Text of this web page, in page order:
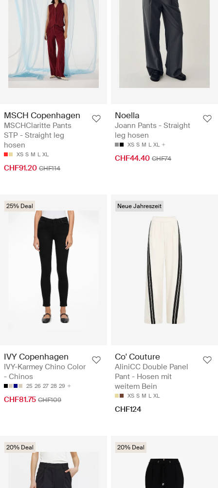
MSCH Copenhagen
MSCHClaritte Pants
STP - Straight leg
hosen
XS S M L XL
CHF91.20 CHF114
Noella
Joann Pants - Straight
leg hosen
XS S M L XL
CHF44.40 CHF74
25% Deal
IVY Copenhagen
IVY-Karmey Chino Color
- Chinos
25 26 27 28 29
CHF81.75 CHF109
Neue Jahreszeit
Co' Couture
AliniCC Double Panel
Pant - Hosen mit
weitem Bein
XS S M L XL
CHF124
20% Deal 20% Deal